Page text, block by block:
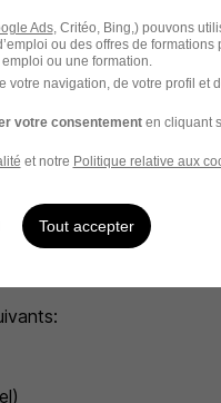
un diagnostic :
et proposer des
votre savoir-faire
Ads, Critéo, Bing,) pouvons
ou des offres de formations
ou une formation.
navigation, de votre profil et
votre consentementen cliquant
et notre Politique relative aux
Tout accepter